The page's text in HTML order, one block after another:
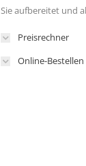
Sie aufbereitet und
Preisrechner
Online-Bestellen